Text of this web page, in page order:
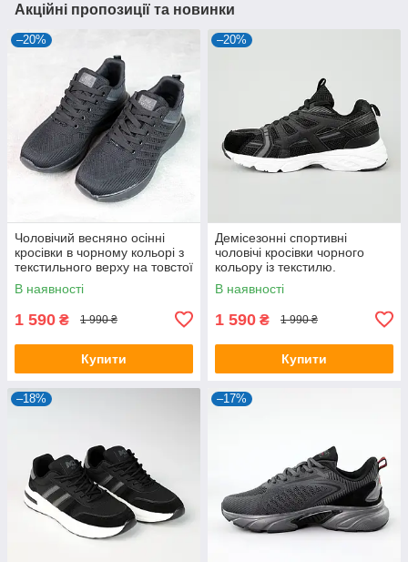
Акційні пропозиції та новинки
–20%
Чоловічий весняно осінні
кросівки в чорному кольорі з
текстильного верху на товстої
підошви
В наявності
1 590 ₴ 1 990 ₴
Купити
–20%
Демісезонні спортивні
чоловічі кросівки чорного
кольору із текстилю.
В наявності
1 590 ₴ 1 990 ₴
Купити
–18% –17%